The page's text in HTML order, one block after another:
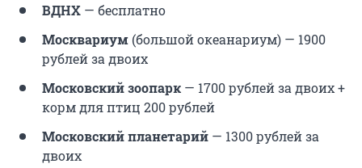
ВДНХ — бесплатно
Москвариум (большой океанариум) — 1900
рублей за двоих
Московский зоопарк — 1700 рублей за двоих +
корм для птиц 200 рублей
Московский планетарий — 1300 рублей за
двоих